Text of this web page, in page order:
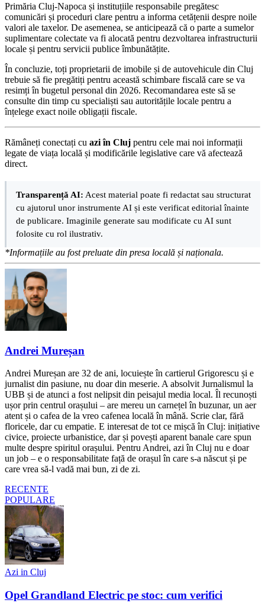
Primăria Cluj-Napoca și instituțiile responsabile pregătesc
comunicări și proceduri clare pentru a informa cetățenii despre noile
valori ale taxelor. De asemenea, se anticipează că o parte a sumelor
suplimentare colectate va fi alocată pentru dezvoltarea infrastructurii
locale și pentru servicii publice îmbunătățite.
În concluzie, toți proprietarii de imobile și de autovehicule din Cluj
trebuie să fie pregătiți pentru această schimbare fiscală care se va
resimți în bugetul personal din 2026. Recomandarea este să se
consulte din timp cu specialiști sau autoritățile locale pentru a
înțelege exact noile obligații fiscale.
Rămâneți conectați cu azi în Cluj pentru cele mai noi informații
legate de viața locală și modificările legislative care vă afectează
direct.
Transparență AI: Acest material poate fi redactat sau structurat
cu ajutorul unor instrumente AI și este verificat editorial înainte
de publicare. Imaginile generate sau modificate cu AI sunt
folosite cu rol ilustrativ.
*Informațiile au fost preluate din presa locală și naționala.
Andrei Mureșan
Andrei Mureșan are 32 de ani, locuiește în cartierul Grigorescu și e
jurnalist din pasiune, nu doar din meserie. A absolvit Jurnalismul la
UBB și de atunci a fost nelipsit din peisajul media local. Îl recunoști
ușor prin centrul orașului – are mereu un carnețel în buzunar, un aer
atent și o cafea de la vreo cafenea locală în mână. Scrie clar, fără
floricele, dar cu empatie. E interesat de tot ce mișcă în Cluj: inițiative
civice, proiecte urbanistice, dar și povești aparent banale care spun
multe despre spiritul orașului. Pentru Andrei, azi în Cluj nu e doar
un job – e o responsabilitate față de orașul în care s-a născut și pe
care vrea să-l vadă mai bun, zi de zi.
RECENTE
POPULARE
Azi in Cluj
Opel Grandland Electric pe stoc: cum verifici